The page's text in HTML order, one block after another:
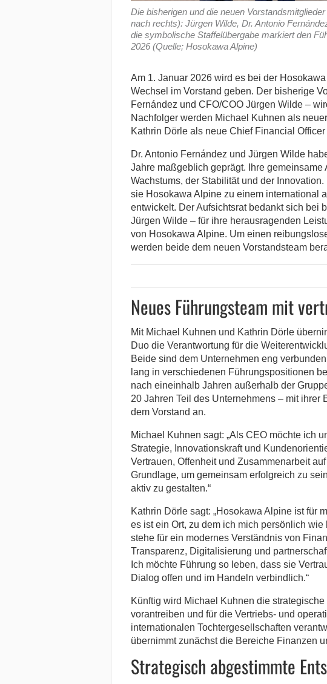
Die bisherigen und die neuen
nach rechts): Jürgen Wilde, Dr. Antonio
die symbolische Staffelübergabe markiert den
2026 (Quelle; Hosokawa Alpine)
Am 1. Januar 2026 wird es bei der
Wechsel im Vorstand geben. Der bisherige
Fernández und CFO/COO Jürgen Wilde –
Nachfolger werden Michael Kuhnen als
Kathrin Dörle als neue Chief Financial Officer
Dr. Antonio Fernández und Jürgen Wilde
Jahre maßgeblich geprägt. Ihre gemeinsame
Wachstums, der Stabilität und der
sie Hosokawa Alpine zu einem international
entwickelt. Der Aufsichtsrat bedankt sich bei
Jürgen Wilde – für ihre herausragenden
von Hosokawa Alpine. Um einen
werden beide dem neuen Vorstandsteam
Neues Führungsteam mit
Mit Michael Kuhnen und Kathrin Dörle
Duo die Verantwortung für die
Beide sind dem Unternehmen eng
lang in verschiedenen Führungspositionen
nach eineinhalb Jahren außerhalb der
20 Jahren Teil des Unternehmens – mit ihrer
dem Vorstand an.
Michael Kuhnen sagt: „Als CEO möchte ich
Strategie, Innovationskraft und
Vertrauen, Offenheit und Zusammenarbeit
Grundlage, um gemeinsam erfolgreich zu
aktiv zu gestalten.“
Kathrin Dörle sagt: „Hosokawa Alpine ist für
es ist ein Ort, zu dem ich mich persönlich
stehe für ein modernes Verständnis von
Transparenz, Digitalisierung und
Ich möchte Führung so leben, dass sie
Dialog offen und im Handeln verbindlich.“
Künftig wird Michael Kuhnen die
vorantreiben und für die Vertriebs- und
internationalen Tochtergesellschaften
übernimmt zunächst die Bereiche Finanzen
Strategisch abgestimmte